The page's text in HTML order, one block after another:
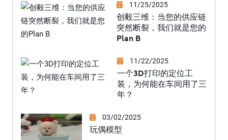
11/25/2025
创毅三维：当您的供应链
突然断裂，我们就是您的
Plan B
11/22/2025
一个3D打印的定位工
装，为何能在车间用了三
年？
03/02/2025
玩偶模型